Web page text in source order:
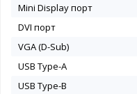
Mini Display порт
DVI порт
VGA (D-Sub)
USB Type-A
USB Type-B